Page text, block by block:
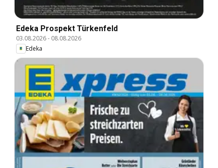
Edeka Prospekt Türkenfeld
03.08.2026- 08.08.2026
Edeka